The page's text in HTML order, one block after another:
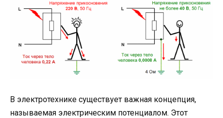
В электротехнике существует важная концепция,
называемая электрическим потенциалом. Этот